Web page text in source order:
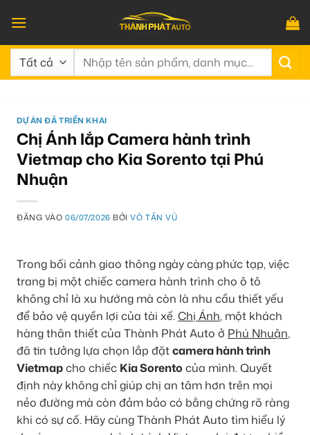
qua
nội
dung
Tìm
DỰ ÁN ĐÃ TRIỂN KHAI
Chị Ánh lắp Camera hành trình
Vietmap cho Kia Sorento tại Phú
Nhuận
ĐĂNG VÀO06/07/2026 BỞIVÕ TẤN VŨ
Trong bối cảnh giao thông ngày càng phức tạp, việc
trang bị một chiếc camera hành trình cho ô tô
không chỉ là xu hướng mà còn là nhu cầu thiết yếu
để bảo vệ quyền lợi của tài xế.Chị Ánh, một khách
hàng thân thiết của Thành Phát Auto ở Phú Nhuận,
đã tin tưởng lựa chọn lắp đặtcamera hành trình
Vietmapcho chiếc Kia Sorento của mình. Quyết
định này không chỉ giúp chị an tâm hơn trên mọi
nẻo đường mà còn đảm bảo có bằng chứng rõ ràng
khi có sự cố. Hãy cùng Thành Phát Auto tìm hiểu lý